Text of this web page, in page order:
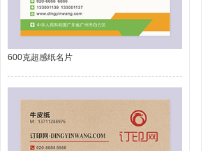
600克超感纸名片